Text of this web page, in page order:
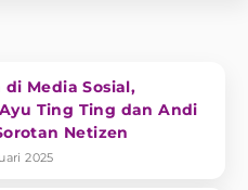
di Media Sosial,
Ting Ting dan Andi
Netizen
2025